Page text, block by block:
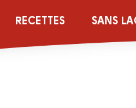
RECETTES SANS